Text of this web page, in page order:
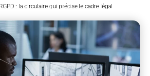
: la circulaire qui précise le cadre légal